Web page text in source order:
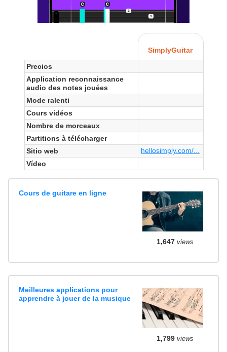
SimplyGuitar
Precios
Application reconnaissance
audio des notes jouées
Mode ralenti
Cours vidéos
Nombre de morceaux
Partitions à télécharger
Sitio web
hellosimply.com/...
Vídeo
Cours de guitare en ligne
1,647views
Meilleures applications pour
apprendre à jouer de la musique
1,799views